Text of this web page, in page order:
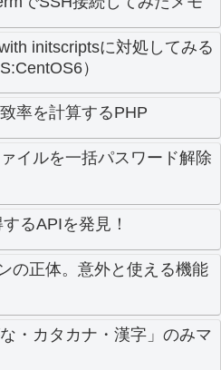
initscriptsに対処してみる
）
率を計算するPHP
イルを一括パスワード解除
るAPIを発見！
の正体。意外と使える機能
・カタカナ・漢字」のみマ